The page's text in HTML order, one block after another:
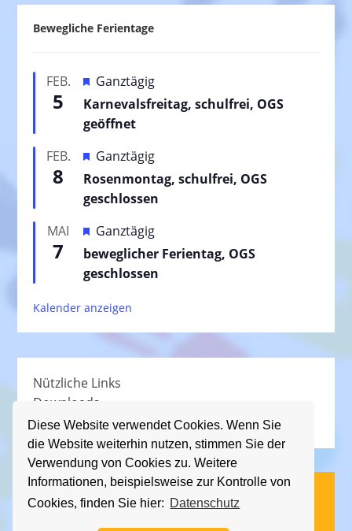
Diese Website verwendet Cookies. Wenn Sie
die Website weiterhin nutzen, stimmen Sie der
Verwendung von Cookies zu. Weitere
Informationen, beispielsweise zur Kontrolle von
Cookies, finden Sie hier: Datenschutz
Bewegliche Ferientage
FEB.
5
H
e
r
o
r
g
h
o
b
n
Ganztägig
Karnevalsfreitag, schulfrei, OGS
geöffnet
FEB.
8
H
e
r
o
r
g
h
o
n
Ganztägig
Rosenmontag, schulfrei, OGS
geschlossen
MAI
7
H
e
r
o
r
h
b
e
n
Ganztägig
beweglicher Ferientag, OGS
geschlossen
Kalender anzeigen
Nützliche Links
Downloads
Schullied